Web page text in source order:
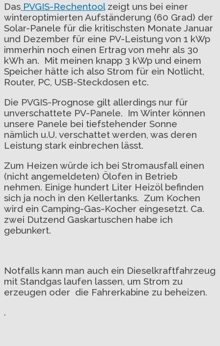
Das PVGIS-Rechentoolzeigt uns bei einer
winteroptimierten Aufständerung (60 Grad) der
Solar-Panele für die kritischsten Monate Januar
und Dezember für eine PV-Leistung von 1 kWp
immerhin noch einen Ertrag von mehr als 30
kWh an. Mit meinen knapp 3 kWp und einem
Speicher hätte ich also Strom für ein Notlicht,
Router, PC, USB-Steckdosen etc.
Die PVGIS-Prognose gilt allerdings nur für
unverschattete PV-Panele. Im Winter können
unsere Panele bei tiefstehender Sonne
nämlich u.U. verschattet werden, was deren
Leistung stark einbrechen lässt.
Zum Heizen würde ich bei Stromausfall einen
(nicht angemeldeten) Ölofen in Betrieb
nehmen. Einige hundert Liter Heizöl befinden
sich ja noch in den Kellertanks. Zum Kochen
wird ein Camping-Gas-Kocher eingesetzt. Ca.
zwei Dutzend Gaskartuschen habe ich
gebunkert.
Notfalls kann man auch ein Dieselkraftfahrzeug
mit Standgas laufen lassen, um Strom zu
erzeugen oder die Fahrerkabine zu beheizen.
.